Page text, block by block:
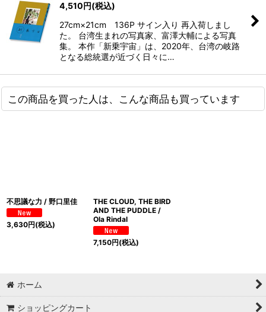
4,510円(税込)
27cm×21cm 136P サイン入り 再入荷しまし
た。 台湾生まれの写真家、富澤大輔による写真
集。 本作「新乗宇宙」は、2020年、台湾の岐路
となる総統選が近づく日々に…
この商品を買った人は、こんな商品も買っています
不思議な力 / 野口里佳
3,630円(税込)
THE CLOUD, THE BIRD
AND THE PUDDLE /
Ola Rindal
7,150円(税込)
ホーム
ショッピングカート